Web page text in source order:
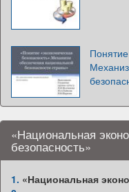
«Национальная
безопасность»
1. «Национальная